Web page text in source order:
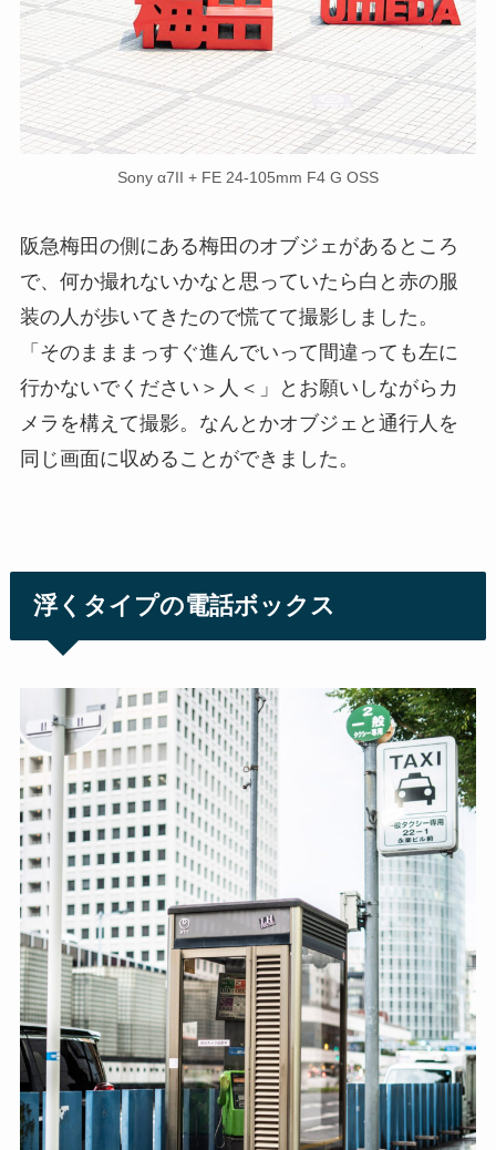
Sony α7II + FE 24-105mm F4 G OSS
阪急梅田の側にある梅田のオブジェがあるところ
で、何か撮れないかなと思っていたら白と赤の服
装の人が歩いてきたので慌てて撮影しました。
「そのまままっすぐ進んでいって間違っても左に
行かないでください＞人＜」とお願いしながらカ
メラを構えて撮影。なんとかオブジェと通行人を
同じ画面に収めることができました。
浮くタイプの電話ボックス